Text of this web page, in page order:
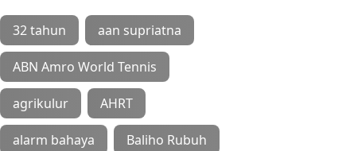
32 tahun aan supriatna
ABN Amro World Tennis
agrikulur AHRT
alarm bahaya Baliho Rubuh